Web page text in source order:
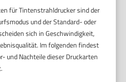
für Tintenstrahldrucker sind der
und der Standard- oder
sich in Geschwindigkeit,
Im folgenden findest
und Nachteile dieser Druckarten